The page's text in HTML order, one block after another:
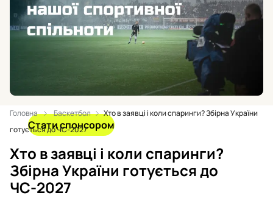
Стати спонсором
Головна Баскетбол
Хто в заявці і коли спаринги? Збірна України
готується до ЧС-2027
Хто в заявці і коли спаринги?
Збірна України готується до
ЧС-2027